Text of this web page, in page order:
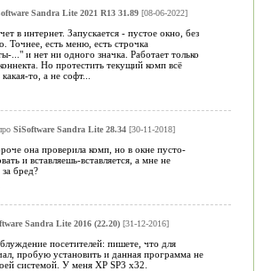
Sandra Lite 2021 R13 31.89[08-06-2022]
в интернет. Запускается - пустое окно, без
Точнее, есть меню, есть строчка
..." и нет ни одного значка. Работает только
Но протестить текущий комп всё
то, а не софт...
SiSoftware Sandra Lite 28.34[30-11-2018]
она проверила комп, но в окне пусто-
и вставляешь-вставляется, а мне не
бред?
Sandra Lite 2016 (22.20)[31-12-2016]
посетителей: пишете, что для
пробую установить и данная программа не
системой. У меня ХР SP3 х32.